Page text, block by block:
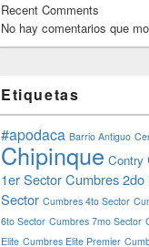
Recent Comments
No hay comentarios que
Etiquetas
#apodaca Barrio Antiguo
Chipinque Contry
1er SectorCumbres 2do
Sector Cumbres 4to Sector
6to Sector Cumbres 7mo Sector
Elite Cumbres Elite Premier